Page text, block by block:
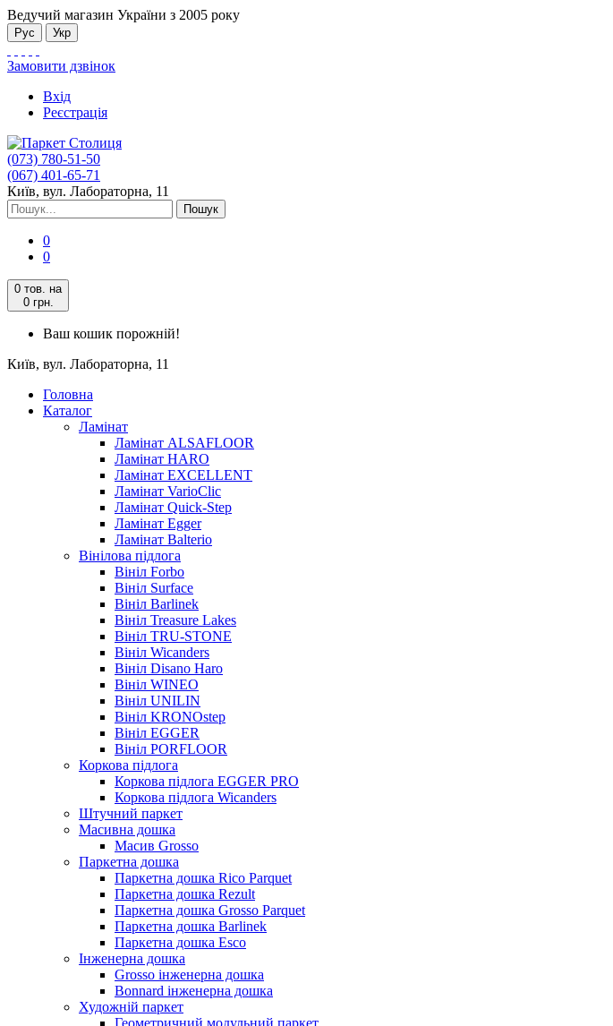
Ведучий магазин України з 2005 року
Рус Укр
Замовити дзвінок
Вхід
Реєстрація
(073) 780-51-50
(067) 401-65-71
Київ, вул. Лабораторна, 11
Пошук
0
0
0 тов. на
0 грн.
Ваш кошик порожній!
Київ, вул. Лабораторна, 11
Головна
Каталог
Ламінат
Ламінат ALSAFLOOR
Ламінат HARO
Ламінат EXCELLENT
Ламінат VarioClic
Ламінат Quick-Step
Ламінат Egger
Ламінат Balterio
Вінілова підлога
Вініл Forbo
Вініл Surface
Вініл Barlinek
Вініл Treasure Lakes
Вініл TRU-STONE
Вініл Wicanders
Вініл Disano Haro
Вініл WINEO
Вініл UNILIN
Вініл KRONOstep
Вініл EGGER
Вініл PORFLOOR
Коркова підлога
Коркова підлога EGGER PRO
Коркова підлога Wicanders
Штучний паркет
Масивна дошка
Масив Grosso
Паркетна дошка
Паркетна дошка Rico Parquet
Паркетна дошка Rezult
Паркетна дошка Grosso Parquet
Паркетна дошка Barlinek
Паркетна дошка Esco
Інженерна дошка
Grosso інженерна дошка
Bonnard інженерна дошка
Художній паркет
Геометричний модульний паркет